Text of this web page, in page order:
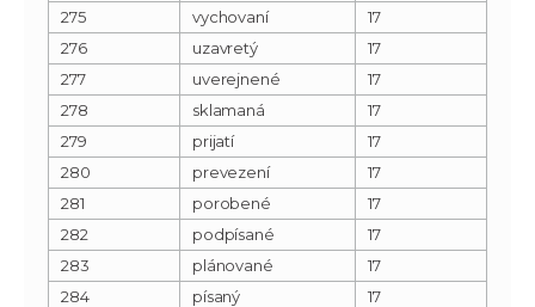
275
vychovaní
17
276
uzavretý
17
277
uverejnené
17
278
sklamaná
17
279
prijatí
17
280
prevezení
17
281
porobené
17
282
podpísané
17
283
plánované
17
284
písaný
17